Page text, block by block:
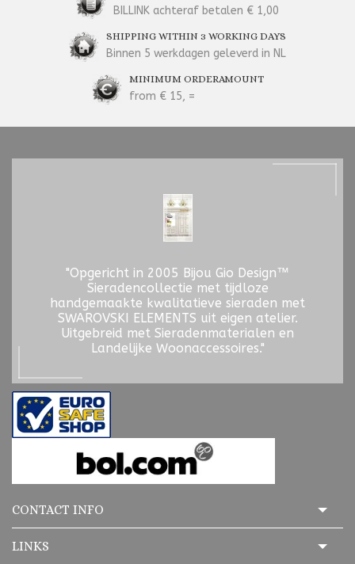
BILLINK achteraf betalen € 1,00
SHIPPING WITHIN 3 WORKING DAYS
Binnen 5 werkdagen geleverd in NL
MINIMUM ORDERAMOUNT
from € 15, =
"Opgericht in 2005 Bijou Gio Design™
Sieradencollectie met tijdloze
handgemaakte kwalitatieve sieraden met
SWAROVSKI ELEMENTS uit eigen atelier.
Uitgebreid met Sieradenmaterialen en
Landelijke Woonaccessoires."
CONTACT INFO
LINKS